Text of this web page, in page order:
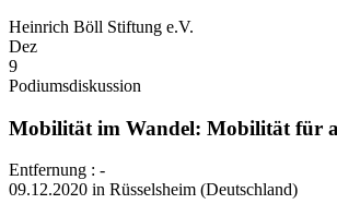
Heinrich Böll Stiftung e.V.
Dez
9
Podiumsdiskussion
Mobilität im Wandel: Mobilität für
Entfernung : -
09.12.2020 in Rüsselsheim (Deutschland)